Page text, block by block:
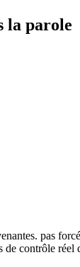
la parole
pas
de contrôle réel